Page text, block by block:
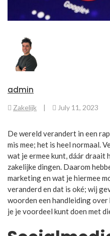
admin
Zakelijk | July 11, 2023
De wereld verandert in een
mis mee; het is heel normaal.
wat je ermee kunt, dáár
zakelijke dingen. Daarom
marketing en wat je hiermee
veranderd en dat is oké; wij
woorden een handleiding over
je je voordeel kunt doen met